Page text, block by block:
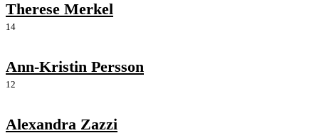
Therese Merkel
14
Ann-Kristin Persson
12
Alexandra Zazzi